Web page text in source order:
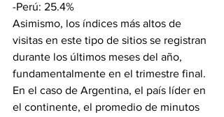
-Perú: 25.4%
Asimismo, los índices más altos de
visitas en este tipo de sitios se registran
durante los últimos meses del año,
fundamentalmente en el trimestre final.
En el caso de Argentina, el país líder en
el continente, el promedio de minutos